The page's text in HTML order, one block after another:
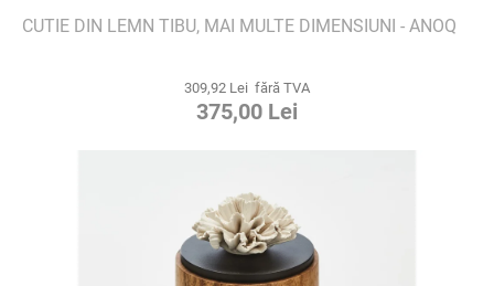
CUTIE DIN LEMN TIBU, MAI MULTE DIMENSIUNI - ANOQ
309,92 Lei fără TVA
375,00 Lei